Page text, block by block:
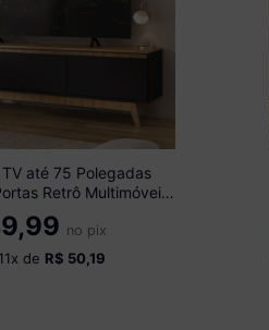
até 75 Polegadas
Retrô Multimóveis
Preto
no pix
11x de R$ 50,19